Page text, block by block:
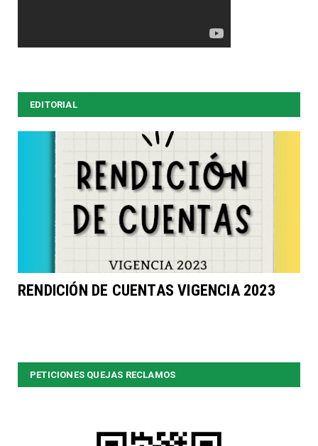
EDITORIAL
RENDICIÓN DE CUENTAS VIGENCIA 2023
PETICIONES QUEJAS RECLAMOS